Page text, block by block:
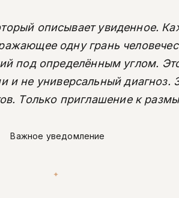
описывает увиденное.
одну грань
под определённым углом.
и не универсальный диагноз.
Только приглашение к
Важное уведомление
✦